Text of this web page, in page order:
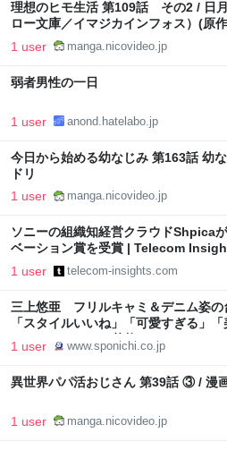
理想のヒモ生活 第109話 その2 / 日
ロー文庫／イマジカインフォス）(原
1 user manga.nicovideo.jp
弱者男性の一日
1 user anond.hatelabo.jp
今日から始める幼なじみ 第163話 幼
ドリ
1 user manga.nicovideo.jp
ソニーの組織知経営クラウドShpica
ベーション賞を受賞 | Telecom
1 user telecom-insights.com
三上悠亜 フリルキャミ＆デニム姿の
「スタイルいいね」「可愛すぎる」
Sponichi Annex 芸能
1 user www.sponichi.co.jp
異世界パパ活おじさん 第39話 ③ / 漫
1 user manga.nicovideo.jp